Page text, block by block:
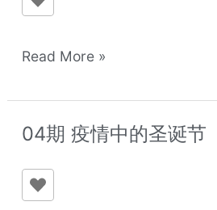
丽
忆
Read More »
04期 疫情中的圣诞节
04
疫
情